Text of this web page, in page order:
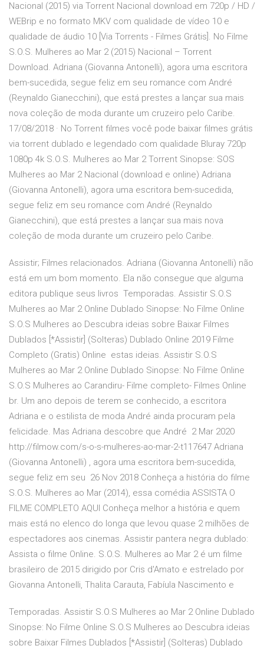
Nacional (2015) via Torrent Nacional download em 720p / HD /
WEBrip e no formato MKV com qualidade de vídeo 10 e
qualidade de áudio 10 [Via Torrents - Filmes Grátis]. No Filme
S.O.S. Mulheres ao Mar 2 (2015) Nacional – Torrent
Download. Adriana (Giovanna Antonelli), agora uma escritora
bem-sucedida, segue feliz em seu romance com André
(Reynaldo Gianecchini), que está prestes a lançar sua mais
nova coleção de moda durante um cruzeiro pelo Caribe.
17/08/2018 · No Torrent filmes você pode baixar filmes grátis
via torrent dublado e legendado com qualidade Bluray 720p
1080p 4k S.O.S. Mulheres ao Mar 2 Torrent Sinopse: SOS
Mulheres ao Mar 2 Nacional (download e online) Adriana
(Giovanna Antonelli), agora uma escritora bem-sucedida,
segue feliz em seu romance com André (Reynaldo
Gianecchini), que está prestes a lançar sua mais nova
coleção de moda durante um cruzeiro pelo Caribe.
Assistir; Filmes relacionados. Adriana (Giovanna Antonelli) não
está em um bom momento. Ela não consegue que alguma
editora publique seus livros Temporadas. Assistir S.O.S
Mulheres ao Mar 2 Online Dublado Sinopse: No Filme Online
S.O.S Mulheres ao Descubra ideias sobre Baixar Filmes
Dublados [*Assistir] (Solteras) Dublado Online 2019 Filme
Completo (Gratis) Online estas ideias. Assistir S.O.S
Mulheres ao Mar 2 Online Dublado Sinopse: No Filme Online
S.O.S Mulheres ao Carandiru- Filme completo- Filmes Online
br. Um ano depois de terem se conhecido, a escritora
Adriana e o estilista de moda André ainda procuram pela
felicidade. Mas Adriana descobre que André 2 Mar 2020
http://filmow.com/s-o-s-mulheres-ao-mar-2-t117647 Adriana
(Giovanna Antonelli) , agora uma escritora bem-sucedida,
segue feliz em seu 26 Nov 2018 Conheça a história do filme
S.O.S. Mulheres ao Mar (2014), essa comédia ASSISTA O
FILME COMPLETO AQUI Conheça melhor a história e quem
mais está no elenco do longa que levou quase 2 milhões de
espectadores aos cinemas. Assistir pantera negra dublado:
Assista o filme Online. S.O.S. Mulheres ao Mar 2 é um filme
brasileiro de 2015 dirigido por Cris d'Amato e estrelado por
Giovanna Antonelli, Thalita Carauta, Fabíula Nascimento e
Temporadas. Assistir S.O.S Mulheres ao Mar 2 Online Dublado
Sinopse: No Filme Online S.O.S Mulheres ao Descubra ideias
sobre Baixar Filmes Dublados [*Assistir] (Solteras) Dublado